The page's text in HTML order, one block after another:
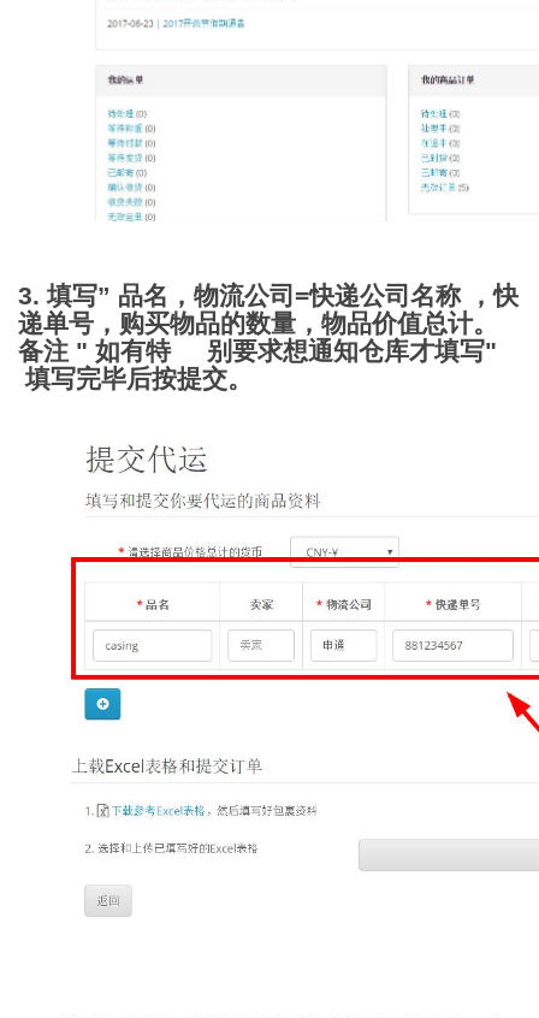
3. 填写” 品名，物流公司=快递公司名称 ，快
递单号，购买物品的数量，物品价值总计。
备注 " 如有特 别要求想通知仓库才填写"
填写完毕后按提交。